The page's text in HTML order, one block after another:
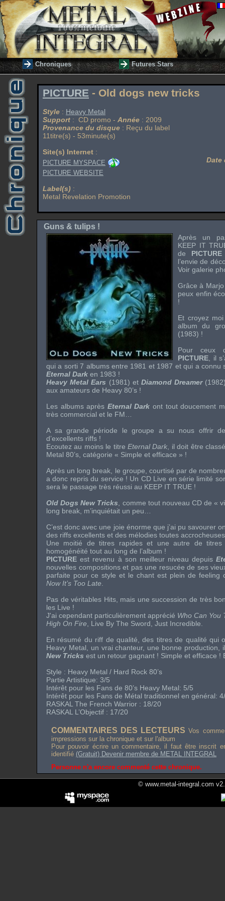
Chroniques Futures Stars
PICTURE - Old dogs new tricks
Style : Heavy Metal
Support : CD promo - Année : 2009
Provenance du disque : Reçu du label
11titre(s) - 53minute(s)
Site(s) Internet :
PICTURE MYSPACE
PICTURE WEBSITE
Label(s) :
Metal Revelation Promotion
Date
Guns & tulips !
Après un
KEEP IT
de PICTURE
l’envie de
Voir galerie
Grâce à Marjo
peux enfin
!
Et croyez
album du
(1983) !
Pour ceux
PICTURE , il
qui a sorti 7 albums entre 1981 et 1987 et qui a connu
Eternal Dark en 1983 !
Heavy Metal Ears (1981) etDiamond Dreamer
aux amateurs de Heavy 80’s !
Les albums après Eternal Dark ont tout doucement
très commercial et le FM…
A sa grande période le groupe a su nous offrir
d’excellents riffs !
Ecoutez au moins le titre Eternal Dark , il doit être
Metal 80’s , catégorie « Simple et efficace » !
Après un long break , le groupe, courtisé par de
a donc repris du service ! Un CD Live en série limité
sera le passage très réussi au KEEP IT TRUE !
Old Dogs New Tricks , comme tout nouveau CD de «
long break , m’inquiétait un peu…
C’est donc avec une joie énorme que j’ai pu savourer
des riffs excellents et des mélodies toutes
Une moitié de titres rapides et une autre de titres
homogénéité tout au long de l’album !
PICTURE est revenu à son meilleur niveau depuis
nouvelles compositions et pas une resucée de ses
parfaite pour ce style et le chant est plein de feeling
Now It’s Too Late
Pas de véritables Hits, mais une succession de très
les Live !
J'ai cependant particulièrement apprécié Who Can You
High On Fire , Live By The Sword, Just Incredible.
En résumé du riff de qualité, des titres de qualité qui
Heavy Metal , un vrai chanteur, une bonne
New Tricks est un retour gagnant ! Simple et efficace !
Style : Heavy Metal / Hard Rock 80’s
Partie Artistique: 3/5
Intérêt pour les Fans de 80’s Heavy Metal: 5/5
Intérêt pour les Fans de Métal traditionnel en général:
RASKAL The French Warrior : 18/20
RASKAL L’Objectif : 17/20
COMMENTAIRES DES LECTEURS Vos
impressions sur la chronique et sur l'album
Pour pouvoir écrire un commentaire, il faut être inscrit
identifié (Gratuit) Devenir membre de METAL INTEGRAL
Personne n'a encore commenté cette chronique.
© www.metal-integral.com